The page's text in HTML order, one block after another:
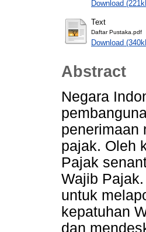
Download
Text
Daftar Pustaka.pdf
Download
Abstract
Negara
penerimaan
pajak. Oleh
Pajak
Wajib
untuk
kepatuhan
dan